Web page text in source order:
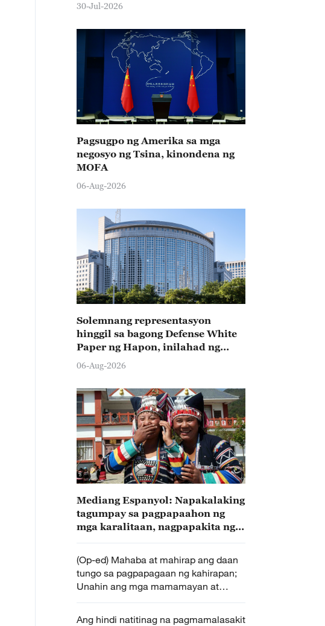
30-Jul-2026
Pagsugpo ng Amerika sa mga
negosyo ng Tsina, kinondena ng
MOFA
06-Aug-2026
Solemnang representasyon
hinggil sa bagong Defense White
Paper ng Hapon, inilahad ng
Tsina
06-Aug-2026
Mediang Espanyol: Napakalaking
tagumpay sa pagpapaahon ng
mga karalitaan, nagpapakita ng
(Op-ed) Mahaba at mahirap ang daan
tungo sa pagpapagaan ng kahirapan;
Unahin ang mga mamamayan at
manatiling tapat sa orihinal na
Ang hindi natitinag na pagmamalasakit